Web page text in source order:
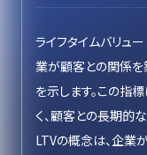
ライフタイムバリュー
業が顧客との関係
を示します。この指
く、顧客との長期的
LTVの概念は、企業